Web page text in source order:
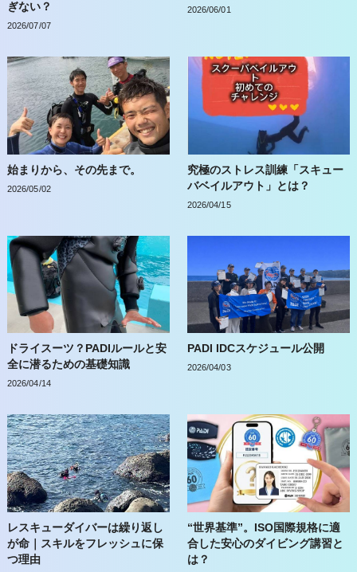
ぎない？
2026/07/07
2026/06/01
始まりから、その先まで。
2026/05/02
究極のストレス訓練「スキュー
バベイルアウト」とは？
2026/04/15
ドライスーツ？PADIルールと安
全に潜るための基礎知識
2026/04/14
PADI IDCスケジュール公開
2026/04/03
レスキューダイバーは繰り返し
が命｜スキルをフレッシュに保
つ理由
“世界基準”。ISO国際規格に適
合した安心のダイビング講習と
は？